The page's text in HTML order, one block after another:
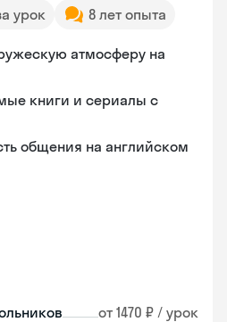
урок 8 лет опыта
атмосферу на
книги и сериалы с
общения на английском
от 1470 ₽ / урок